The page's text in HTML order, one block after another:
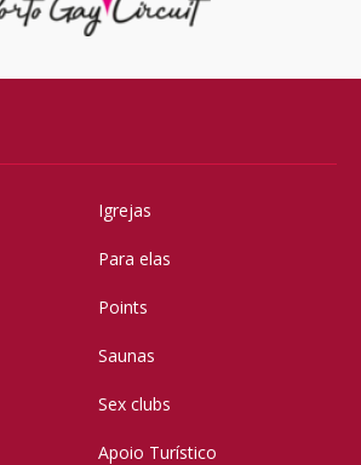
Igrejas
Para elas
Points
Saunas
Sex clubs
Apoio Turístico